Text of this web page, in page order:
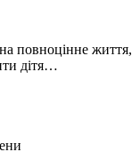
повноцінне життя,
дітя…